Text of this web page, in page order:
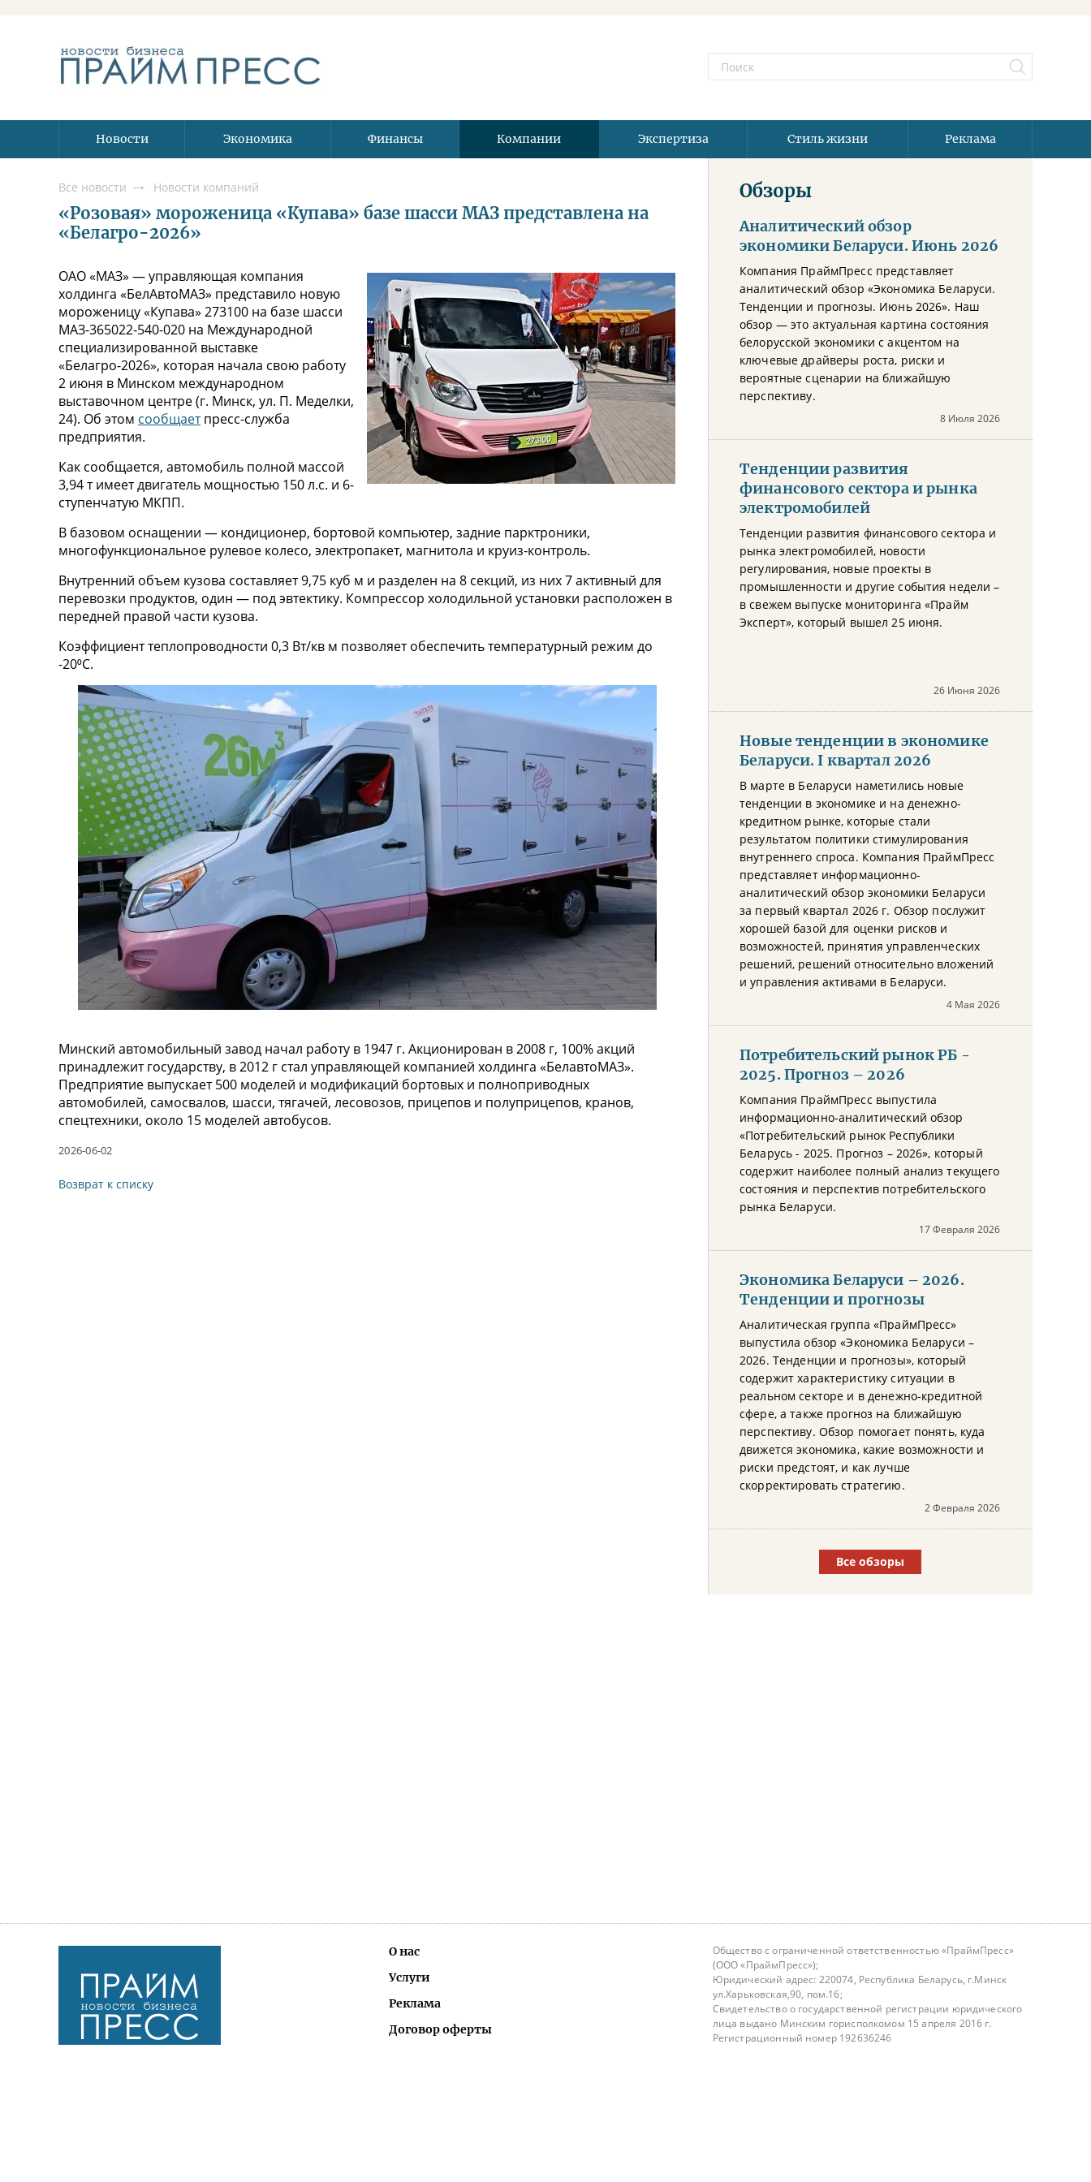
Новости Экономика Финансы Компании Экспертиза Стиль жизни Реклама
Все новости Новости компаний
«Розовая» мороженица «Купава» базе шасси МАЗ представлена на
«Белагро-2026»
ОАО «МАЗ» — управляющая компания
холдинга «БелАвтоМАЗ» представило новую
мороженицу «Купава» 273100 на базе шасси
МАЗ-365022-540-020 на Международной
специализированной выставке
«Белагро-2026», которая начала свою работу
2 июня в Минском международном
выставочном центре (г. Минск, ул. П. Меделки,
24). Об этом сообщаетпресс-служба
предприятия.
Как сообщается, автомобиль полной массой
3,94 т имеет двигатель мощностью 150 л.с. и 6-
ступенчатую МКПП.
В базовом оснащении — кондиционер, бортовой компьютер, задние парктроники,
многофункциональное рулевое колесо, электропакет, магнитола и круиз-контроль.
Внутренний объем кузова составляет 9,75 куб м и разделен на 8 секций, из них 7 активный для
перевозки продуктов, один — под эвтектику. Компрессор холодильной установки расположен в
передней правой части кузова.
Коэффициент теплопроводности 0,3 Вт/кв м позволяет обеспечить температурный режим до
-20⁰С.
Минский автомобильный завод начал работу в 1947 г. Акционирован в 2008 г, 100% акций
принадлежит государству, в 2012 г стал управляющей компанией холдинга «БелавтоМАЗ».
Предприятие выпускает 500 моделей и модификаций бортовых и полноприводных
автомобилей, самосвалов, шасси, тягачей, лесовозов, прицепов и полуприцепов, кранов,
спецтехники, около 15 моделей автобусов.
2026-06-02
Возврат к списку
Обзоры
Аналитический обзор
экономики Беларуси. Июнь 2026
Компания ПраймПресс представляет
аналитический обзор «Экономика Беларуси.
Тенденции и прогнозы. Июнь 2026». Наш
обзор — это актуальная картина состояния
белорусской экономики с акцентом на
ключевые драйверы роста, риски и
вероятные сценарии на ближайшую
перспективу.
8 Июля 2026
Тенденции развития
финансового сектора и рынка
электромобилей
Тенденции развития финансового сектора и
рынка электромобилей, новости
регулирования, новые проекты в
промышленности и другие события недели –
в свежем выпуске мониторинга «Прайм
Эксперт», который вышел 25 июня.
26 Июня 2026
Новые тенденции в экономике
Беларуси. I квартал 2026
В марте в Беларуси наметились новые
тенденции в экономике и на денежно-
кредитном рынке, которые стали
результатом политики стимулирования
внутреннего спроса. Компания ПраймПресс
представляет информационно-
аналитический обзор экономики Беларуси
за первый квартал 2026 г. Обзор послужит
хорошей базой для оценки рисков и
возможностей, принятия управленческих
решений, решений относительно вложений
и управления активами в Беларуси.
4 Мая 2026
Потребительский рынок РБ -
2025. Прогноз – 2026
Компания ПраймПресс выпустила
информационно-аналитический обзор
«Потребительский рынок Республики
Беларусь - 2025. Прогноз – 2026», который
содержит наиболее полный анализ текущего
состояния и перспектив потребительского
рынка Беларуси.
17 Февраля 2026
Экономика Беларуси – 2026.
Тенденции и прогнозы
Аналитическая группа «ПраймПресс»
выпустила обзор «Экономика Беларуси –
2026. Тенденции и прогнозы», который
содержит характеристику ситуации в
реальном секторе и в денежно-кредитной
сфере, а также прогноз на ближайшую
перспективу. Обзор помогает понять, куда
движется экономика, какие возможности и
риски предстоят, и как лучше
скорректировать стратегию.
2 Февраля 2026
Все обзоры
О нас
Услуги
Реклама
Договор оферты
Общество с ограниченной ответственностью «ПраймПресс»
(ООО «ПраймПресс»);
Юридический адрес: 220074, Республика Беларусь, г.Минск
ул.Харьковская,90, пом.16;
Свидетельство о государственной регистрации юридического
лица выдано Минским горисполкомом 15 апреля 2016 г.
Регистрационный номер 192636246